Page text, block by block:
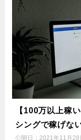
【100万以上稼
シングで稼げな
公開日： 2021年11月28